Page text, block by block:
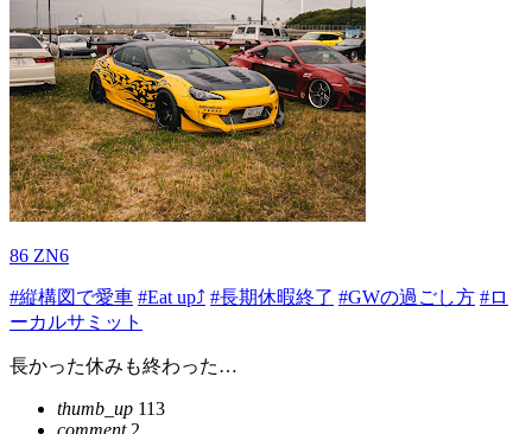
86 ZN6
#縦構図で愛車 #Eat up⤴ #長期休暇終了 #GWの過ごし方 #ロ
ーカルサミット
長かった休みも終わった…
thumb_up 113
comment2